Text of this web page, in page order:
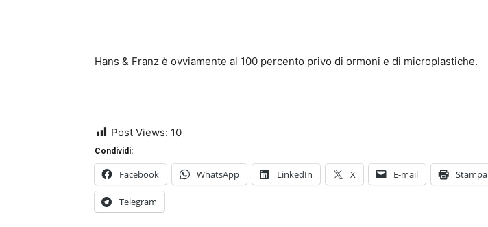
Hans & Franz è ovviamente al 100 percento privo di ormoni e di microplastiche.
Post Views: 10
Condividi:
Facebook WhatsApp LinkedIn X E-mail Stampa
Telegram